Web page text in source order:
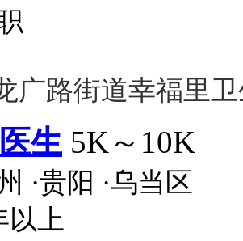
广路街道幸福里
生 5K～10K
·贵阳 ·乌当区
以上